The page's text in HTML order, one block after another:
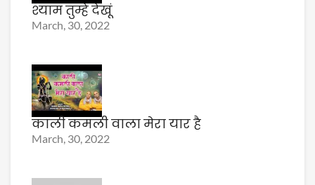
श्याम तुम्हे देखूं
March, 30, 2022
काली कमली वाला मेरा यार है
March, 30, 2022